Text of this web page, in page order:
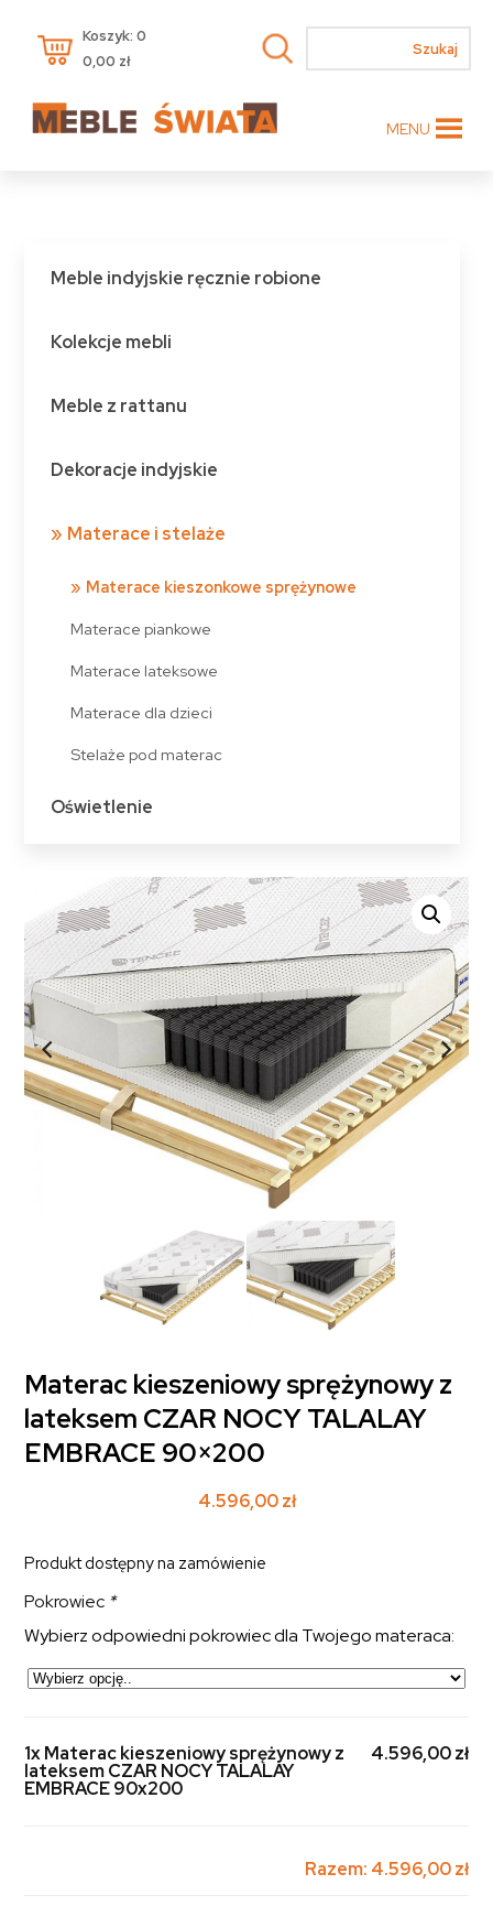
Koszyk: 0
0,00 zł
MENU
Meble indyjskie ręcznie robione
Kolekcje mebli
Meble z rattanu
Dekoracje indyjskie
Materace i stelaże
Materace kieszonkowe sprężynowe
Materace piankowe
Materace lateksowe
Materace dla dzieci
Stelaże pod materac
Oświetlenie
Materac kieszeniowy sprężynowy z
lateksem CZAR NOCY TALALAY
EMBRACE 90×200
4.596,00zł
Produkt dostępny na zamówienie
Pokrowiec *
Wybierz odpowiedni pokrowiec dla Twojego materaca:
1x Materac kieszeniowy sprężynowy z
lateksem CZAR NOCY TALALAY
EMBRACE 90x200
4.596,00 zł
Razem: 4.596,00 zł